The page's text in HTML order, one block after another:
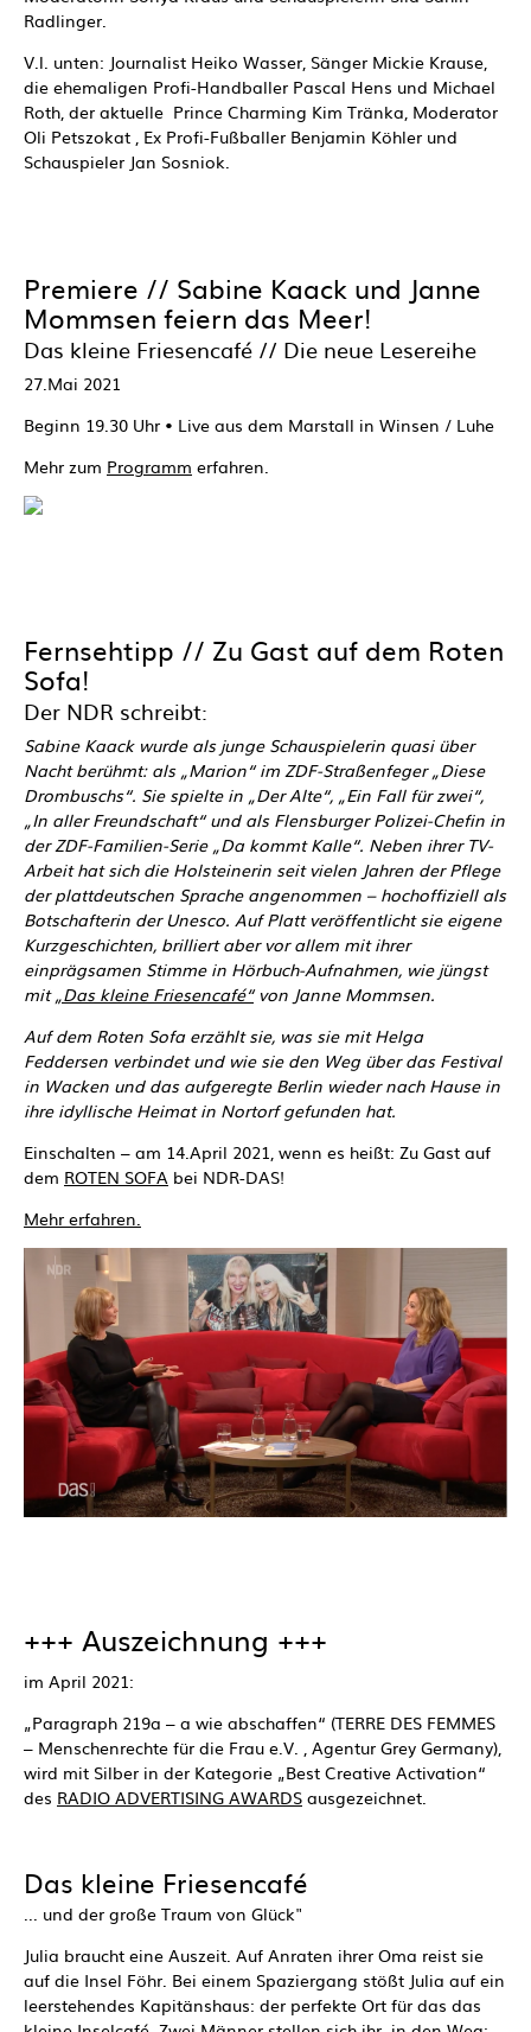
Radlinger.
V.l. unten: Journalist Heiko Wasser, Sänger Mickie Krause,
die ehemaligen Profi-Handballer Pascal Hens und Michael
Roth, der aktuelle Prince Charming Kim Tränka, Moderator
Oli Petszokat , Ex Profi-Fußballer Benjamin Köhler und
Schauspieler Jan Sosniok.
Premiere // Sabine Kaack und Janne
Mommsen feiern das Meer!
Das kleine Friesencafé // Die neue Lesereihe
27.Mai 2021
Beginn 19.30 Uhr • Live aus dem Marstall in Winsen / Luhe
Mehr zum Programm erfahren.
Fernsehtipp // Zu Gast auf dem Roten
Sofa!
Der NDR schreibt:
Sabine Kaack wurde als junge Schauspielerin quasi über
Nacht berühmt: als „Marion“ im ZDF-Straßenfeger „Diese
Drombuschs“. Sie spielte in „Der Alte“, „Ein Fall für zwei“,
„In aller Freundschaft“ und als Flensburger Polizei-Chefin in
der ZDF-Familien-Serie „Da kommt Kalle“. Neben ihrer TV-
Arbeit hat sich die Holsteinerin seit vielen Jahren der Pflege
der plattdeutschen Sprache angenommen – hochoffiziell als
Botschafterin der Unesco. Auf Platt veröffentlicht sie eigene
Kurzgeschichten, brilliert aber vor allem mit ihrer
einprägsamen Stimme in Hörbuch-Aufnahmen, wie jüngst
mit„Das kleine Friesencafé“von Janne Mommsen.
Auf dem Roten Sofa erzählt sie, was sie mit Helga
Feddersen verbindet und wie sie den Weg über das Festival
in Wacken und das aufgeregte Berlin wieder nach Hause in
ihre idyllische Heimat in Nortorf gefunden hat.
Einschalten – am 14.April 2021, wenn es heißt: Zu Gast auf
dem ROTEN SOFA bei NDR-DAS!
Mehr erfahren.
+++ Auszeichnung +++
im April 2021:
„Paragraph 219a – a wie abschaffen“ (TERRE DES FEMMES
– Menschenrechte für die Frau e.V. , Agentur Grey Germany),
wird mit Silber in der Kategorie „Best Creative Activation“
des RADIO ADVERTISING AWARDS ausgezeichnet.
Das kleine Friesencafé
... und der große Traum von Glück"
Julia braucht eine Auszeit. Auf Anraten ihrer Oma reist sie
auf die Insel Föhr. Bei einem Spaziergang stößt Julia auf ein
leerstehendes Kapitänshaus: der perfekte Ort für das das